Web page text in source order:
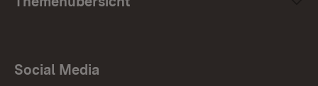
Social Media